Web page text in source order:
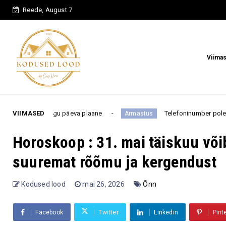
Reede, August 7
VIIMASED
päeva plaane Armastus Telefoninumber pole feng shui järgi
Horoskoop : 31. mai täiskuu
suuremat rõõmu ja kergendust
Kodused lood mai 26, 2026 Õnn
Facebook Twitter Linkedin